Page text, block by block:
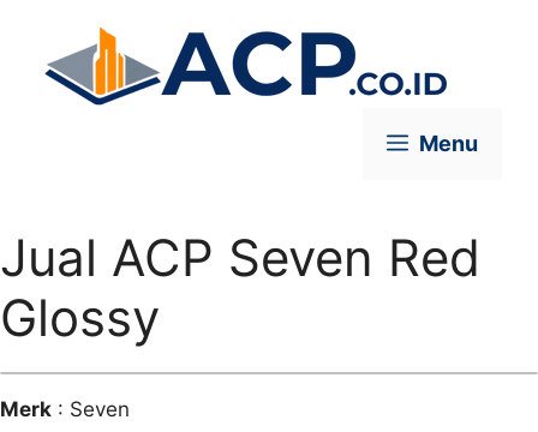
content
Menu
Jual ACP Seven Red
Glossy
Merk : Seven